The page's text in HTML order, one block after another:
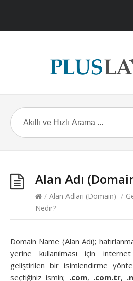
Alan Adı
/ Alan Adları (Domain) /
Nedir?
Domain Name (Alan Adı);
yerine kullanılması için
geliştirilen bir isimlendirme
seçtiğiniz ismin; .com, .com.tr,